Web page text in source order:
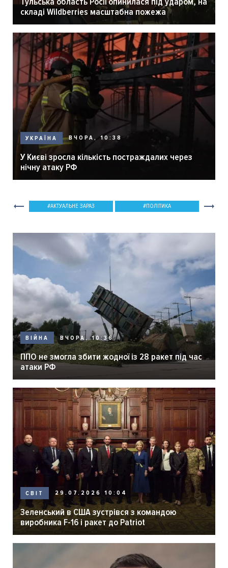
складі Wildberries масштабна пожежа
УКРАЇНА ВЧОРА, 10:38
У Києві зросла кількість постраждалих через
нічну атаку РФ
АКТУАЛЬНЕ ЗАРАЗ ПОЛІТИКА
ВІЙНА ВЧОРА, 10:36
ППО не змогла збити жодної із 28 ракет під час
атаки РФ
СВІТ 29.07.2026 10:04
Зеленський в США зустрівся з командою
виробника F-16 і ракет до Patriot